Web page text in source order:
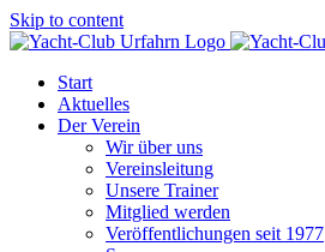
Skip to content
Start
Aktuelles
Der Verein
Wir über uns
Vereinsleitung
Unsere Trainer
Mitglied werden
Veröffentlichungen seit 1977